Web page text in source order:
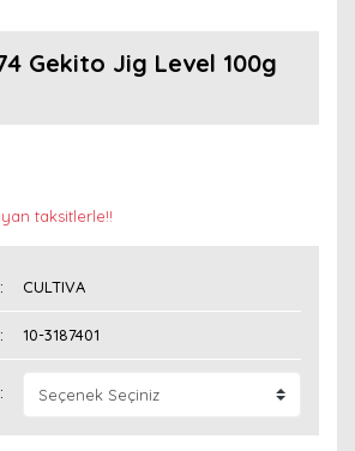
Gekito Jig Level 100g
taksitlerle!!
CULTIVA
10-3187401